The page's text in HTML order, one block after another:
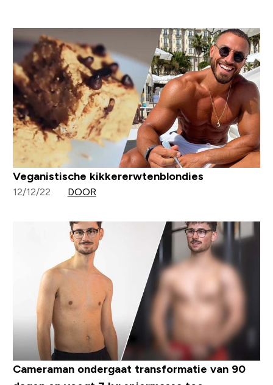
Veganistische kikkererwtenblondies
12/12/22 DOOR
Cameraman ondergaat transformatie van 90